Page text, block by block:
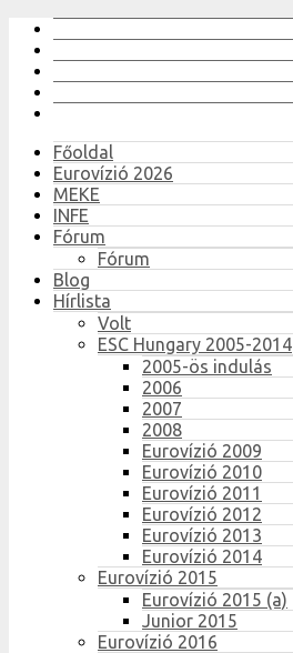
Főoldal
Eurovízió 2026
MEKE
INFE
Fórum
Fórum
Blog
Hírlista
Volt
ESC Hungary 2005-2014
2005-ös indulás
2006
2007
2008
Eurovízió 2009
Eurovízió 2010
Eurovízió 2011
Eurovízió 2012
Eurovízió 2013
Eurovízió 2014
Eurovízió 2015
Eurovízió 2015 (a)
Junior 2015
Eurovízió 2016